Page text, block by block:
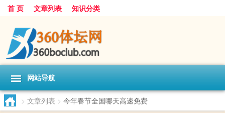
首 页 文章列表 知识分类
网站导航
> 文章列表 > 今年春节全国哪天高速免费